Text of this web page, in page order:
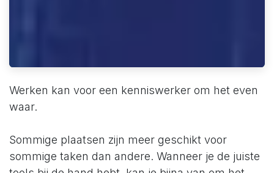
Werken kan voor een kenniswerker om het even
waar.
Sommige plaatsen zijn meer geschikt voor
sommige taken dan andere. Wanneer je de juiste